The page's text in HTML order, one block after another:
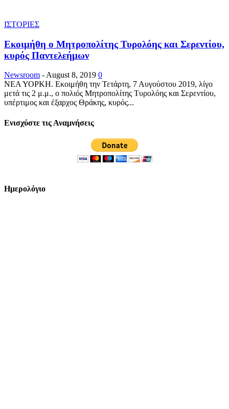
ΙΣΤΟΡΙΕΣ
Εκοιμήθη ο Μητροπολίτης Τυρολόης και Σερεντίου,
κυρός Παντελεήμων
Newsroom - August 8, 2019 0
ΝΕΑ ΥΟΡΚΗ. Εκοιμήθη την Τετάρτη, 7 Αυγούστου 2019, λίγο
μετά τις 2 μ.μ., ο πολιός Μητροπολίτης Τυρολόης και Σερεντίου,
υπέρτιμος και έξαρχος Θράκης, κυρός...
Ενισχύστε τις Αναμνήσεις
Ημερολόγιο